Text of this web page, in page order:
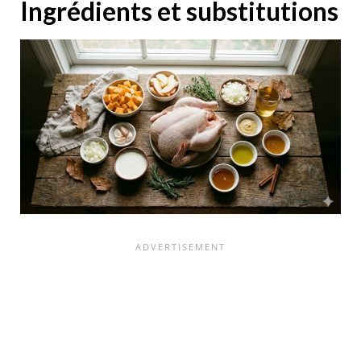
Ingrédients et substitutions